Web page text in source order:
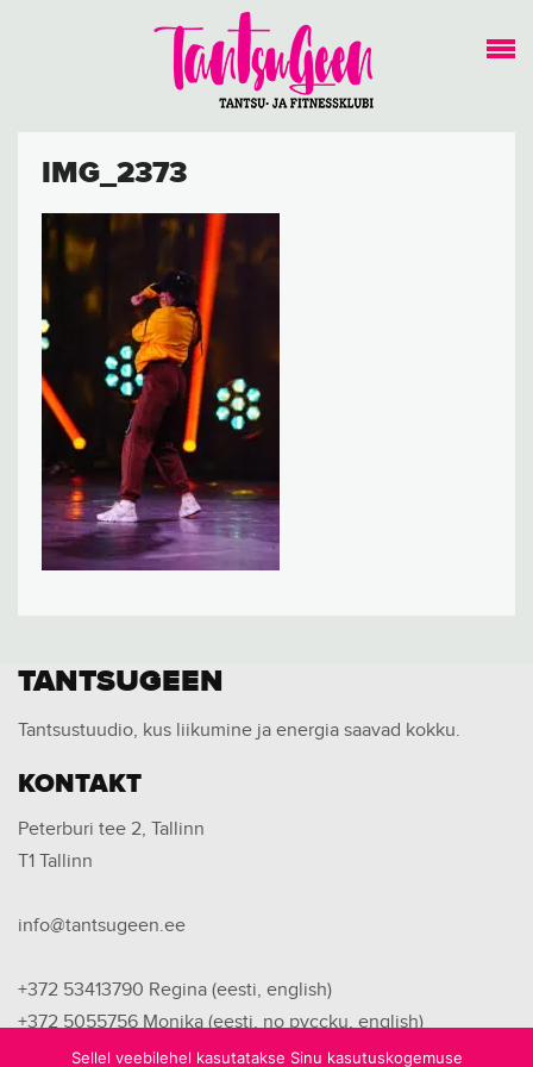
IMG_2373
TANTSUGEEN
Tantsustuudio, kus liikumine ja energia saavad kokku.
KONTAKT
Peterburi tee 2, Tallinn
T1 Tallinn
info@tantsugeen.ee
+372 53413790 Regina (eesti, english)
+372 5055756Monika (eesti, no pyccku, english)
+372 53446749Kristina (eesti, no pyccku)
Sellel veebilehel kasutatakse Sinu kasutuskogemuse